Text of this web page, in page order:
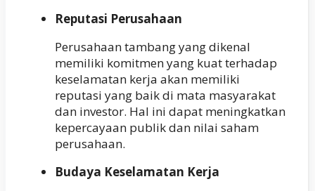
Reputasi Perusahaan
Perusahaan tambang yang dikenal
memiliki komitmen yang kuat terhadap
keselamatan kerja akan memiliki
reputasi yang baik di mata masyarakat
dan investor. Hal ini dapat meningkatkan
kepercayaan publik dan nilai saham
perusahaan.
Budaya Keselamatan Kerja